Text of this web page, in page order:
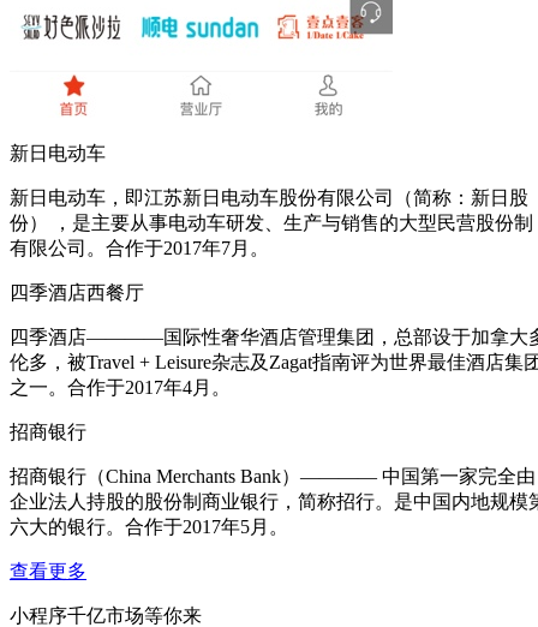
新日电动车
新日电动车，即江苏新日电动车股份有限公司（简称：新日股
份） ，是主要从事电动车研发、生产与销售的大型民营股份制
有限公司。合作于2017年7月。
四季酒店西餐厅
四季酒店————国际性奢华酒店管理集团，总部设于加拿大
伦多，被Travel + Leisure杂志及Zagat指南评为世界最佳酒店集
之一。合作于2017年4月。
招商银行
招商银行（China Merchants Bank）———— 中国第一家完全由
企业法人持股的股份制商业银行，简称招行。是中国内地规模
六大的银行。合作于2017年5月。
查看更多
小程序千亿市场等你来